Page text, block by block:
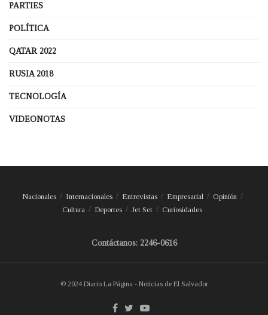
PARTIES
POLÍTICA
QATAR 2022
RUSIA 2018
TECNOLOGÍA
VIDEONOTAS
Nacionales Internacionales Entrevistas Empresarial
Opinión
Cultura
Deportes Jet Set Curiosidades
Contáctanos: 2246-0616
© 2024 Diario La Página - Noticias de El Salvador